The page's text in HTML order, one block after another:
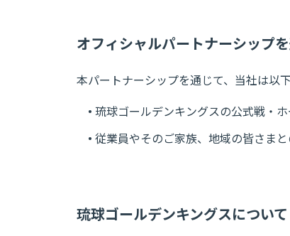
オフィシャルパートナーシップ
本パートナーシップを通じて、当社は以
• 琉球ゴールデンキングスの公式戦・
• 従業員やそのご家族、地域の皆さま
琉球ゴールデンキングスについて